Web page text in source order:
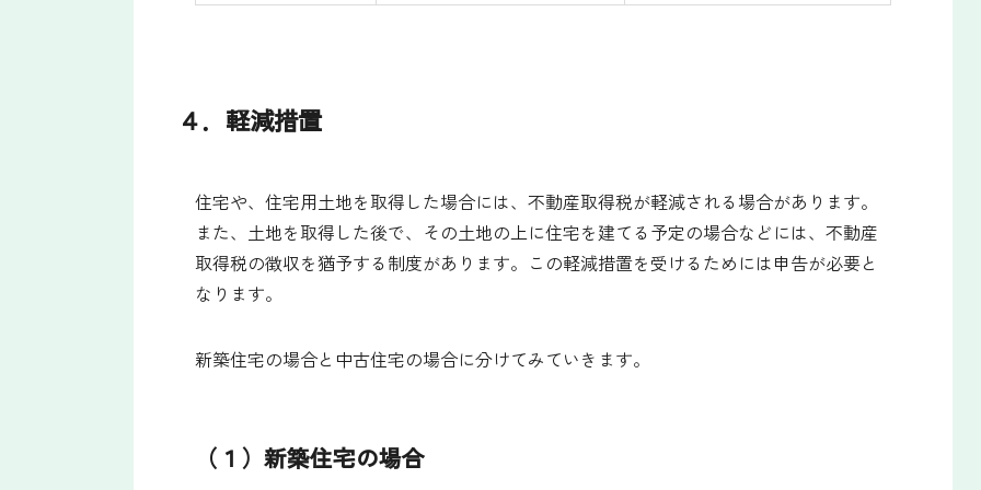
４．軽減措置
住宅や、住宅用土地を取得した場合には、不動産取得税が軽減される場合があります。
また、土地を取得した後で、その土地の上に住宅を建てる予定の場合などには、不動産
取得税の徴収を猶予する制度があります。この軽減措置を受けるためには申告が必要と
なります。
新築住宅の場合と中古住宅の場合に分けてみていきます。
（１）新築住宅の場合